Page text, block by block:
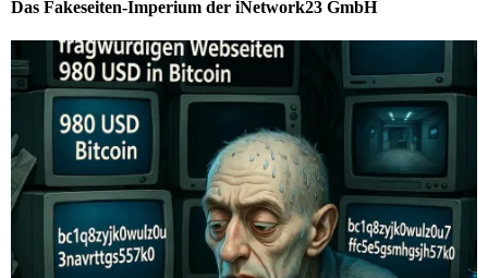
Das Fakeseiten-Imperium der iNetwork23 GmbH